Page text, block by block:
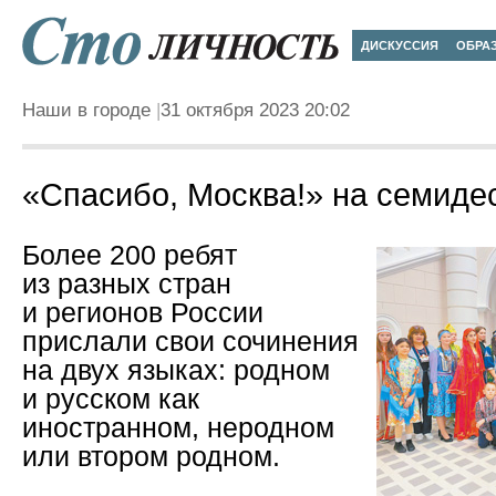
ДИСКУССИЯ
Наши в городе 31 октября 2023 20:02
«Спасибо, Москва!» на
Более 200 ребят
из разных стран
и регионов России
прислали свои сочинения
на двух языках: родном
и русском как
иностранном, неродном
или втором родном.